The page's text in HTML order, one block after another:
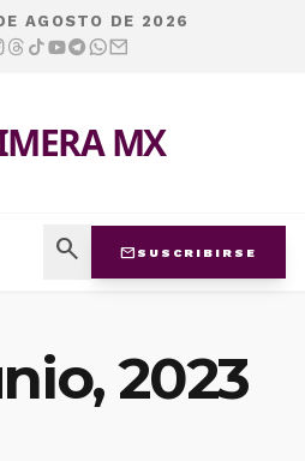
AGOSTO DE 2026
MX
search mail SUSCRIBIRSE
2023